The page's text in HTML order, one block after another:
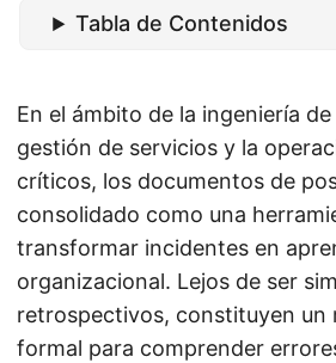
Tabla de Contenidos
En el ámbito de la ingeniería
gestión de servicios y la
críticos, los documentos de
consolidado como una
transformar incidentes en
organizacional. Lejos de ser
retrospectivos, constituyen un
formal para comprender